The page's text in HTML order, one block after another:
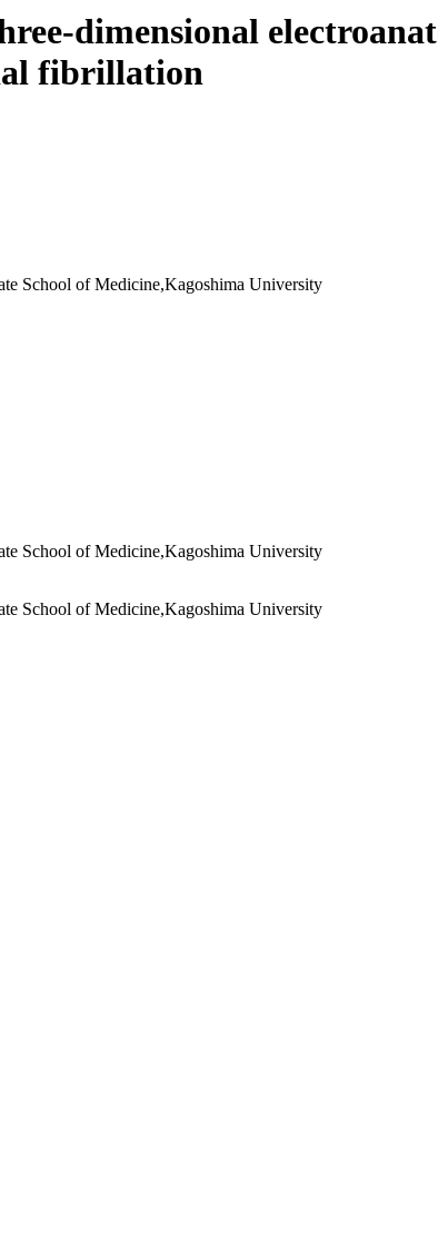
dimensional
fibrillation
School of Medicine,Kagoshima University
School of Medicine,Kagoshima University
School of Medicine,Kagoshima University